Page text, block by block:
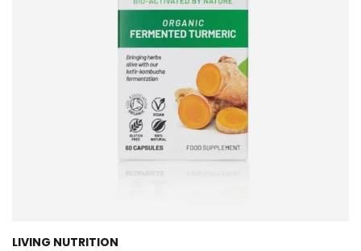
LIVING NUTRITION